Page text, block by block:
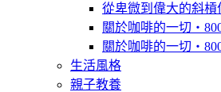
從卑微到偉大的斜槓
關於咖啡的一切
關於咖啡的一切
生活風格
親子教養